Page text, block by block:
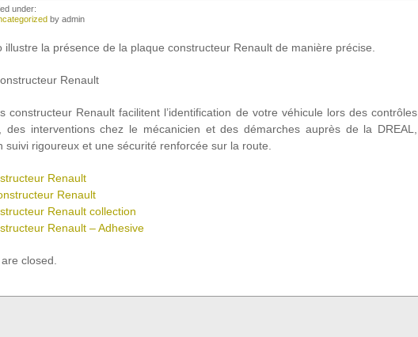
under:
by admin
illustre la présence de la plaque constructeur Renault de manière précise.
constructeur Renault facilitent l’identification de votre véhicule lors des contrôles
des interventions chez le mécanicien et des démarches auprès de la DREAL,
suivi rigoureux et une sécurité renforcée sur la route.
Renault
Renault
Renault collection
Renault – Adhesive
closed.